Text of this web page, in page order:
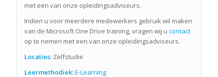
met een van onze opleidingsadviseurs.
Indien u voor meerdere medewerkers gebruik wil maken
van de Microsoft One Drive training, vragen wij u contact
op te nemen met een van onze opleidingsadviseurs.
Locaties:Zelfstudie
Leermethodiek:E-Learning